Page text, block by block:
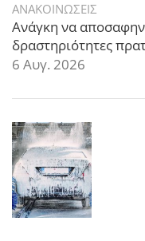
ΑΝΑΚΟΙΝΩΣΕΙΣ
Ανάγκη να
δραστηριότητες
6 Αυγ. 2026